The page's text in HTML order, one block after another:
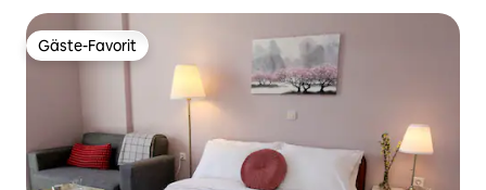
Gäste-Favorit
Gäste-Favorit